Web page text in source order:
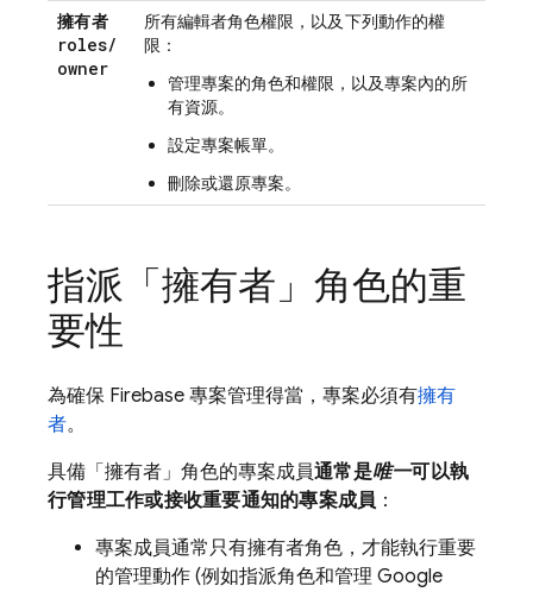
擁有者
roles/
owner
所有編輯者角色權限， 以及下列動作的權
限：
管理專案的角色和權限，以及專案內的所
有資源。
設定專案帳單。
刪除或還原專案。
指派「擁有者」角色的重
要性
為確保 Firebase 專案管理得當，專案必須有擁有
者。
具備「擁有者」角色的專案成員通常是唯一可以執
行管理工作或接收重要通知的專案成員 ：
專案成員通常只有擁有者角色，才能執行重要
的管理動作 (例如指派角色和管理 Google